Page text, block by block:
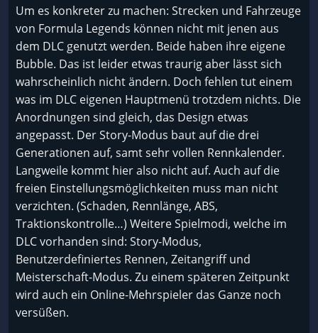
Um es konkreter zu machen: Strecken und Fahrzeuge
von Formula Legends können nicht mit jenen aus
dem DLC genutzt werden. Beide haben ihre eigene
Bubble. Das ist leider etwas traurig aber lässt sich
wahrscheinlich nicht ändern. Doch fehlen tut einem
was im DLC eigenen Hauptmenü trotzdem nichts. Die
Anordnungen sind gleich, das Design etwas
angepasst. Der Story-Modus baut auf die drei
Generationen auf, samt sehr vollen Rennkalender.
Langweile kommt hier also nicht auf. Auch auf die
freien Einstellungsmöglichkeiten muss man nicht
verzichten. (Schaden, Rennlänge, ABS,
Traktionskontrolle…) Weitere Spielmodi, welche im
DLC vorhanden sind: Story-Modus,
Benutzerdefiniertes Rennen, Zeitangriff und
Meisterschaft-Modus. Zu einem späteren Zeitpunkt
wird auch ein Online-Mehrspieler das Ganze noch
versüßen.